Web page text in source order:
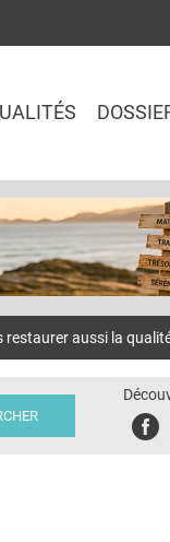
restaurer aussi la